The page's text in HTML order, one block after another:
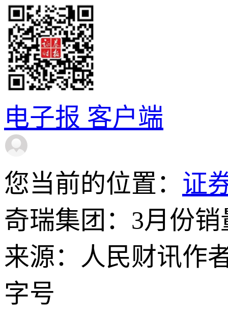
电子报 客户端
您当前的位置： 证
奇瑞集团：3月份销
来源：人民财讯作
字号